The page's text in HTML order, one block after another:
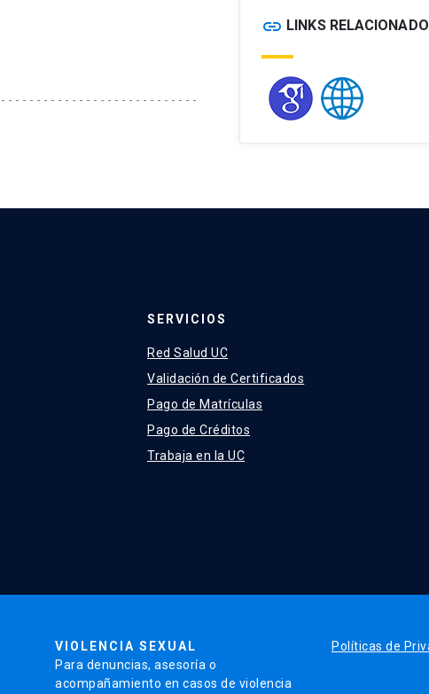
link LINKS
SERVICIOS
Red Salud UC
Validación de Certificados
Pago de Matrículas
Pago de Créditos
Trabaja en la UC
VIOLENCIA SEXUAL
Para denuncias, asesoría o
acompañamiento en casos de violencia
Políticas de